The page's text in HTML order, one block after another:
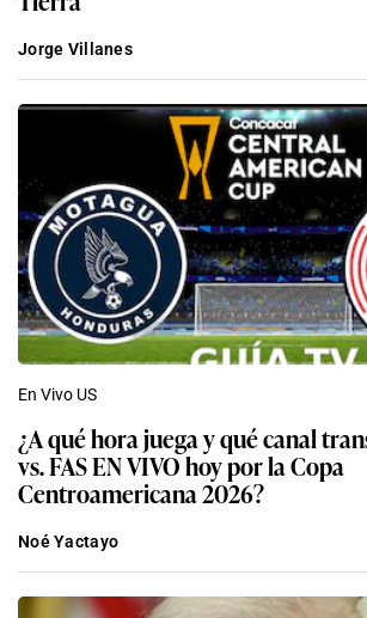
Jorge Villanes
En Vivo US
¿A qué hora juega y qué canal
vs. FAS EN VIVO hoy por la Copa
Centroamericana 2026?
Noé Yactayo